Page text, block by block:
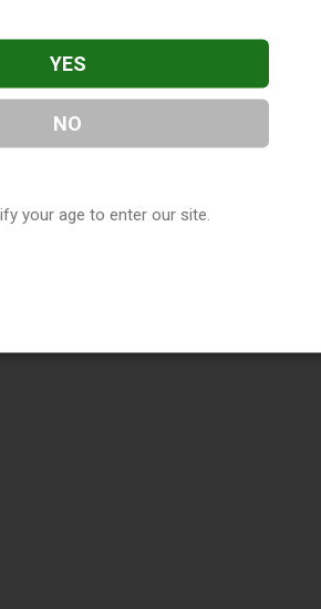
YES
NO
your age to enter our site.